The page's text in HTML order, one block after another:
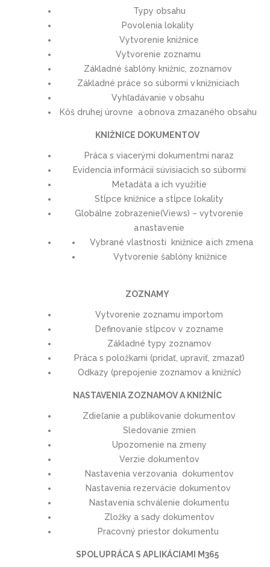
Typy obsahu
Povolenia lokality
Vytvorenie knižnice
Vytvorenie zoznamu
Základné šablóny knižníc, zoznamov
Základné práce so súbormi v knižniciach
Vyhľadávanie v obsahu
Kôš druhej úrovne a obnova zmazaného obsahu
KNIŽNICE DOKUMENTOV
Práca s viacerými dokumentmi naraz
Evidencia informácií súvisiacich so súbormi
Metadáta a ich využitie
Stĺpce knižnice a stĺpce lokality
Globálne zobrazenie(Views) – vytvorenie
a nastavenie
Vybrané vlastnosti knižnice a ich zmena
Vytvorenie šablóny knižnice
ZOZNAMY
Vytvorenie zoznamu importom
Definovanie stĺpcov v zozname
Základné typy zoznamov
Práca s položkami (pridať, upraviť, zmazať)
Odkazy (prepojenie zoznamov a knižníc)
NASTAVENIA ZOZNAMOV A KNIŽNÍC
Zdieľanie a publikovanie dokumentov
Sledovanie zmien
Upozornenie na zmeny
Verzie dokumentov
Nastavenia verzovania dokumentov
Nastavenia rezervácie dokumentov
Nastavenia schválenie dokumentu
Zložky a sady dokumentov
Pracovný priestor dokumentu
SPOLUPRÁCA S APLIKÁCIAMI M365